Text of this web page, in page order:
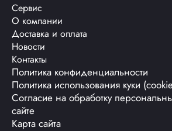
Сервис
О компании
Доставка и оплата
Новости
Контакты
Политика конфиденциальности
Политика использования куки
Согласие на обработку
сайте
Карта сайта